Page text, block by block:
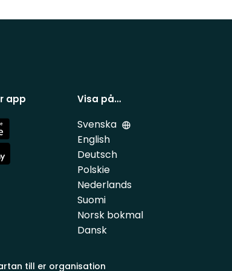
app Visa på…
Svenska
English
Deutsch
Polskie
Nederlands
Suomi
Norsk bokmal
Dansk
till er organisation